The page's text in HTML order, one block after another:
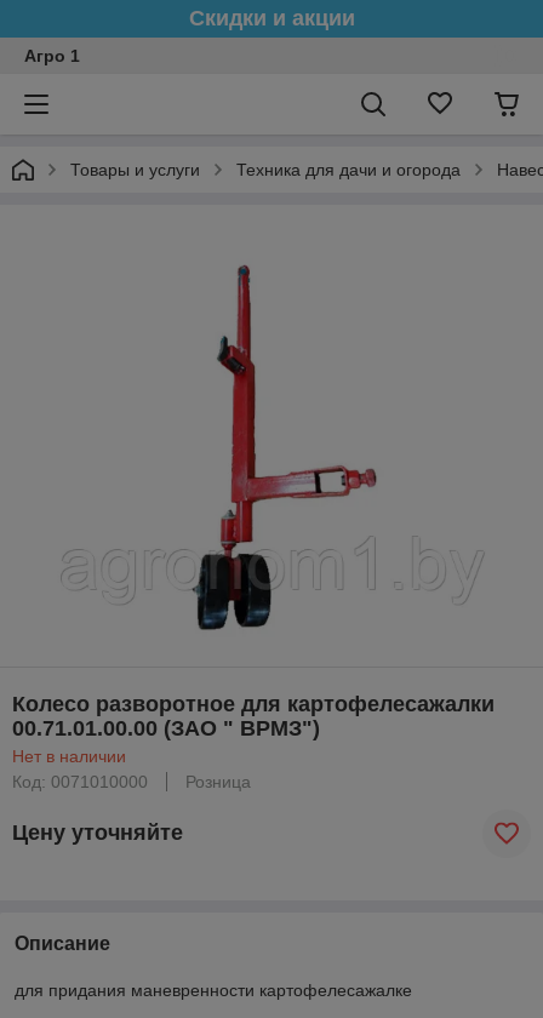
Скидки и акции
Агро 1
Товары и услуги Техника для дачи и огорода
Колесо разворотное для картофелесажалки
00.71.01.00.00 (ЗАО " ВРМЗ")
Нет в наличии
Код: 0071010000
Розница
Цену уточняйте
Описание
для придания маневренности картофелесажалке